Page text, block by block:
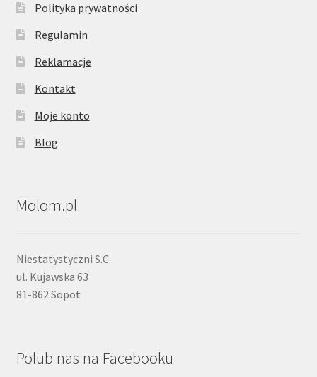
Polityka prywatności
Regulamin
Reklamacje
Kontakt
Moje konto
Blog
Molom.pl
Niestatystyczni S.C.
ul. Kujawska 63
81-862 Sopot
Polub nas na Facebooku